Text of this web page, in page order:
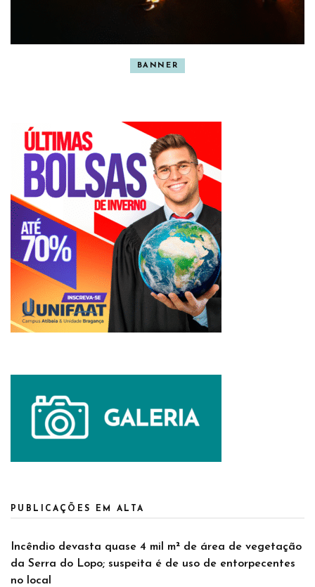
BANNER
PUBLICAÇÕES EM ALTA
Incêndio devasta quase 4 mil m² de área de vegetação
da Serra do Lopo; suspeita é de uso de entorpecentes
no local